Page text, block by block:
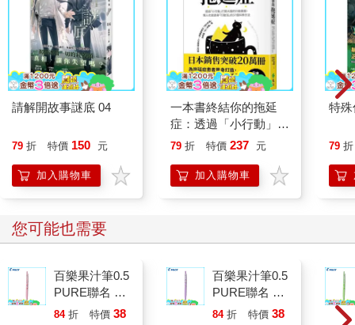
請解開故事謎底 04
79 折 特價 150 元
加入購物車
一本書終結你的拖延
症：透過「小行動」打
開大腦的行動開關，懶
的37個科學方法
79 折 特價 237 元
加入購物車
特
79 折
您可能也需要
百樂果汁筆0.5
PURE聯名 頂
級白桃(限量)
84 折 特價 38
百樂果汁筆0.5
PURE聯名 葡
萄(限量)
84 折 特價 38